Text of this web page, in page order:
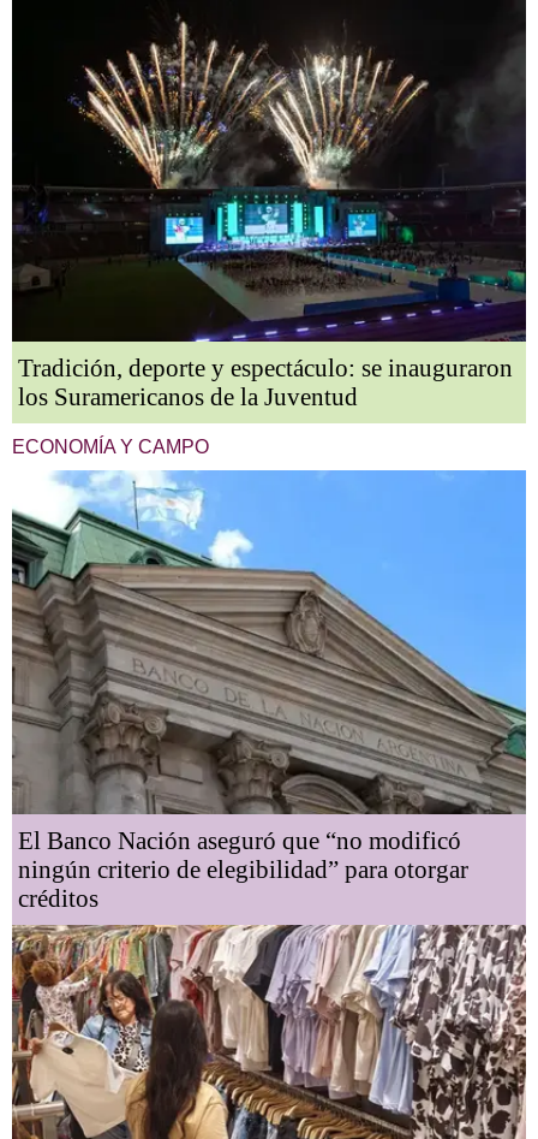
Tradición, deporte y espectáculo: se inauguraron
los Suramericanos de la Juventud
ECONOMÍA Y CAMPO
El Banco Nación aseguró que “no modificó
ningún criterio de elegibilidad” para otorgar
créditos